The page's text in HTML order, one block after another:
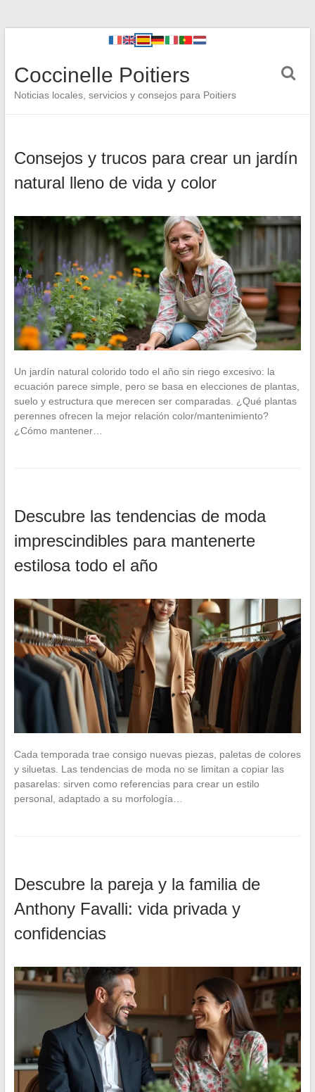
Coccinelle Poitiers
Noticias locales, servicios y consejos para Poitiers
Consejos y trucos para crear un jardín
natural lleno de vida y color
Un jardín natural colorido todo el año sin riego excesivo: la
ecuación parece simple, pero se basa en elecciones de plantas,
suelo y estructura que merecen ser comparadas. ¿Qué plantas
perennes ofrecen la mejor relación color/mantenimiento?
¿Cómo mantener…
Descubre las tendencias de moda
imprescindibles para mantenerte
estilosa todo el año
Cada temporada trae consigo nuevas piezas, paletas de colores
y siluetas. Las tendencias de moda no se limitan a copiar las
pasarelas: sirven como referencias para crear un estilo
personal, adaptado a su morfología…
Descubre la pareja y la familia de
Anthony Favalli: vida privada y
confidencias